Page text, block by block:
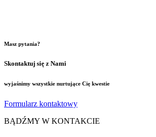
Masz pytania?
Skontaktuj się z Nami
wyjaśnimy wszystkie nurtujące Cię kwestie
Formularz kontaktowy
BĄDŹMY W KONTAKCIE